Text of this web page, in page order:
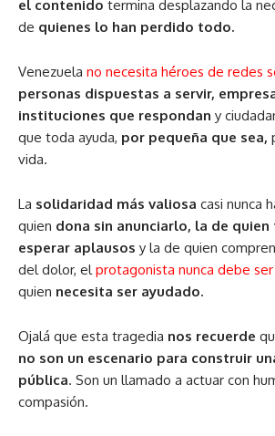
el contenido termina desplazando la
de quienes lo han perdido todo.
Venezuela no necesita héroes de redes
personas dispuestas a servir,
instituciones que respondan y
que toda ayuda, por pequeña que sea,
vida.
La solidaridad más valiosa casi nunca
quien dona sin anunciarlo, la de quien
esperar aplausos y la de quien
del dolor, el protagonista nunca debe
quien necesita ser ayudado.
Ojalá que esta tragedia nos recuerde
no son un escenario para construir
pública. Son un llamado a actuar con
compasión.